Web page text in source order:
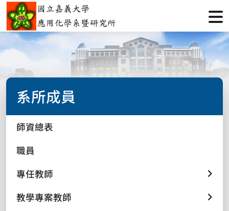
系所成員
師資總表
職員
專任教師
教學專案教師